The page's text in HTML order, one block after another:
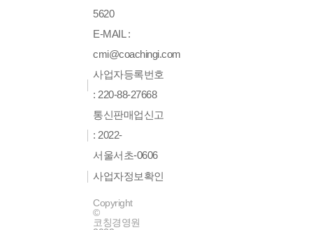
5620
E-MAIL :
cmi@coachingi.com
사업자등록번호
: 220-88-27668
통신판매업신고
: 2022-
서울서초-0606
사업자정보확인
Copyright
©
코칭경영원